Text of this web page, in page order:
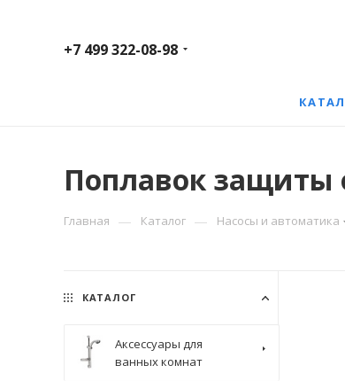
+7 499 322-08-98
Поплавок защиты
Главная — Каталог — Насосы и автоматика
КАТАЛОГ
Аксессуары для
ванных комнат